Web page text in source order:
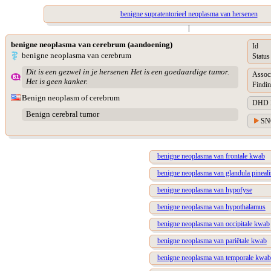
benigne supratentorieel neoplasma van hersenen
|
benigne neoplasma van cerebrum (aandoening)
benigne neoplasma van cerebrum
Dit is een gezwel in je hersenen Het is een goedaardige tumor.
Het is geen kanker.
Benign neoplasm of cerebrum
Benign cerebral tumor
Id
Status
DHD
benigne neoplasma van frontale kwab
benigne neoplasma van glandula
benigne neoplasma van hypofyse
benigne neoplasma van hypothalamus
benigne neoplasma van occipitale kwab
benigne neoplasma van pariëtale kwab
benigne neoplasma van temporale kwab